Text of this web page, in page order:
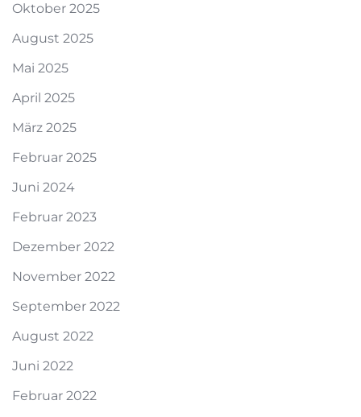
Oktober 2025
August 2025
Mai 2025
April 2025
März 2025
Februar 2025
Juni 2024
Februar 2023
Dezember 2022
November 2022
September 2022
August 2022
Juni 2022
Februar 2022